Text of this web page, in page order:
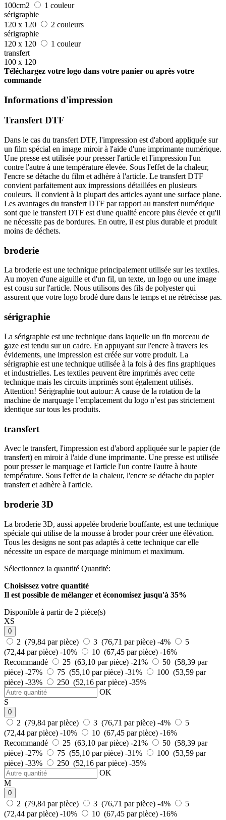
100cm2
1 couleur
sérigraphie
120 x 120
2 couleurs
sérigraphie
120 x 120
1 couleur
transfert
100 x 120
Téléchargez votre logo dans votre panier ou après votre
commande
Informations d'impression
Transfert DTF
Dans le cas du transfert DTF, l'impression est d'abord appliquée sur
un film spécial en image miroir à l'aide d'une imprimante numérique.
Une presse est utilisée pour presser l'article et l'impression l'un
contre l'autre à une température élevée. Sous l'effet de la chaleur,
l'encre se détache du film et adhère à l'article. Le transfert DTF
convient parfaitement aux impressions détaillées en plusieurs
couleurs. Il convient à la plupart des articles ayant une surface plane.
Les avantages du transfert DTF par rapport au transfert numérique
sont que le transfert DTF est d'une qualité encore plus élevée et qu'il
ne nécessite pas de bordures. En outre, il est plus durable et produit
moins de déchets.
broderie
La broderie est une technique principalement utilisée sur les textiles.
Au moyen d'une aiguille et d'un fil, un texte, un logo ou une image
est cousu sur l'article. Nous utilisons des fils de polyester qui
assurent que votre logo brodé dure dans le temps et ne rétrécisse pas.
sérigraphie
La sérigraphie est une technique dans laquelle un fin morceau de
gaze est tendu sur un cadre. En appuyant sur l'encre à travers les
évidements, une impression est créée sur votre produit. La
sérigraphie est une technique utilisée à la fois à des fins graphiques
et industrielles. Les textiles peuvent être imprimés avec cette
technique mais les circuits imprimés sont également utilisés.
Attention! Sérigraphie tout autour: A cause de la rotation de la
machine de marquage l’emplacement du logo n’est pas strictement
identique sur tous les produits.
transfert
Avec le transfert, l'impression est d'abord appliquée sur le papier (de
transfert) en miroir à l'aide d'une imprimante. Une presse est utilisée
pour presser le marquage et l'article l'un contre l'autre à haute
température. Sous l'effet de la chaleur, l'encre se détache du papier
transfert et adhère à l'article.
broderie 3D
La broderie 3D, aussi appelée broderie bouffante, est une technique
spéciale qui utilise de la mousse à broder pour créer une élévation.
Tous les designs ne sont pas adaptés à cette technique car elle
nécessite un espace de marquage minimum et maximum.
Sélectionnez la quantité Quantité:
Choisissez votre quantité
Il est possible de mélanger et économisez jusqu'à 35%
Disponible à partir de 2 pièce(s)
XS
0
2 (79,84 par pièce) 3 (76,71 par pièce) -4%
5
(72,44 par pièce) -10% 10 (67,45 par pièce) -16%
Recommandé
25 (63,10 par pièce) -21%
50 (58,39 par
pièce) -27% 75 (55,10 par pièce) -31%
100 (53,59 par
pièce) -33% 250 (52,16 par pièce) -35%
OK
S
0
2 (79,84 par pièce) 3 (76,71 par pièce) -4%
5
(72,44 par pièce) -10% 10 (67,45 par pièce) -16%
Recommandé
25 (63,10 par pièce) -21%
50 (58,39 par
pièce) -27% 75 (55,10 par pièce) -31%
100 (53,59 par
pièce) -33% 250 (52,16 par pièce) -35%
OK
M
0
2 (79,84 par pièce) 3 (76,71 par pièce) -4%
5
(72,44 par pièce) -10% 10 (67,45 par pièce) -16%